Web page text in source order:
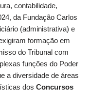
contabilidade,
da Fundação Carlos
(administrativa) e
formação em
do Tribunal com
funções do Poder
a diversidade de áreas
dos Concursos